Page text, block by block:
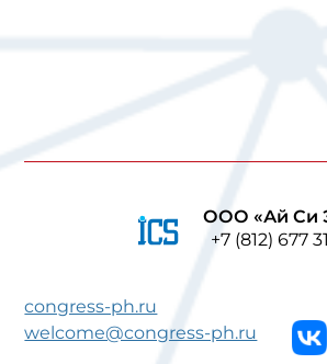
ООО «Ай Си
+7 (812) 677
welcome@congress-ph.ru
congress-ph.ru